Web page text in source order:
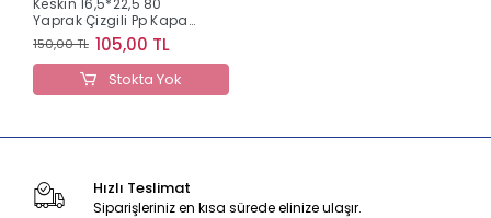
Yaprak Çizgili Pp Kapak
Defter
150,00 TL 105,00 TL
Stokta Yok
Hızlı Teslimat
Siparişleriniz en kısa sürede elinize ulaşır.